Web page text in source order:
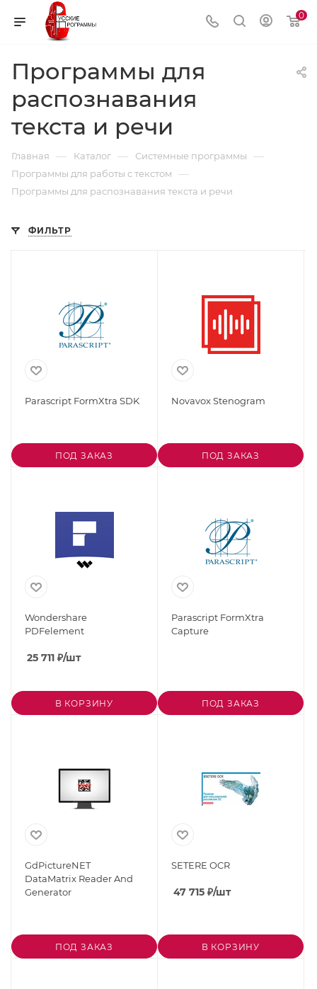
0
Программы для
распознавания
текста и речи
Главная — Каталог — Системные программы —
Программы для работы с текстом —
Программы для распознавания текста и речи
ФИЛЬТР
Parascript FormXtra SDK
ПОД ЗАКАЗ
Novavox Stenogram
ПОД ЗАКАЗ
Wondershare
PDFelement
25 711 ₽/шт
В КОРЗИНУ
Parascript FormXtra
Capture
ПОД ЗАКАЗ
GdPictureNET
DataMatrix Reader And
Generator
ПОД ЗАКАЗ
SETERE OCR
47 715 ₽/шт
В КОРЗИНУ